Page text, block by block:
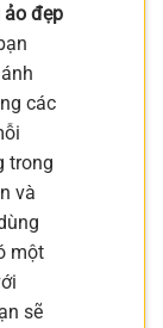
ảo đẹp
các
trong
và
một
sẽ